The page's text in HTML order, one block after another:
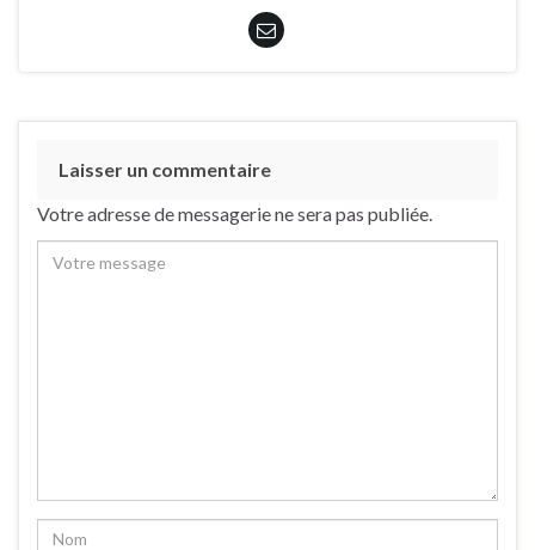
Laisser un commentaire
Votre adresse de messagerie ne sera pas publiée.